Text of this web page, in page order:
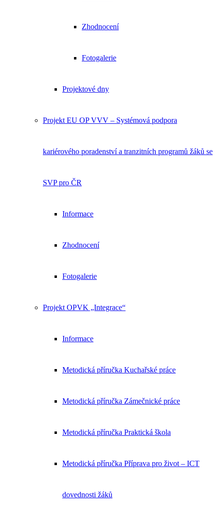
Zhodnocení
Fotogalerie
Projektové dny
Projekt EU OP VVV – Systémová podpora
kariérového poradenství a tranzitních programů žáků se
SVP pro ČR
Informace
Zhodnocení
Fotogalerie
Projekt OPVK „Integrace“
Informace
Metodická příručka Kuchařské práce
Metodická příručka Zámečnické práce
Metodická příručka Praktická škola
Metodická příručka Příprava pro život – ICT
dovednosti žáků